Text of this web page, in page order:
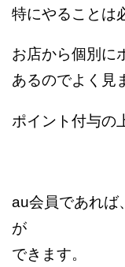
特にやることは
お店から個別に
あるのでよく見
ポイント付与の
au会員であれば
が
できます。